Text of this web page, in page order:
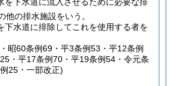
他の排水施設をいう。
水道に排除してこれを使用する者を
昭60条例69・平3条例53・平12条例
・平17条例70・平19条例54・令元条
25・一部改正)